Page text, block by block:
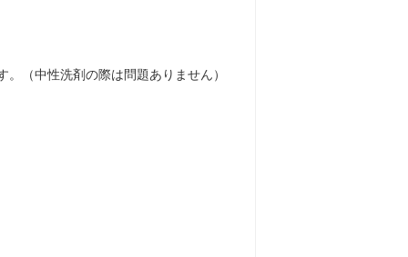
（中性洗剤の際は問題ありません）